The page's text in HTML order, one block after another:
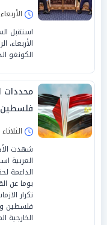
الأربعاء 10/يونيو/2026 - 04:07 م
استقبل
الكونغو
محددات
فلسطين
الثلاثاء 09/يونيو/2026 - 06:35 م
شهدت
العربية
الداعمة
يوما عن
تكرار
فلسطين
الخارجية